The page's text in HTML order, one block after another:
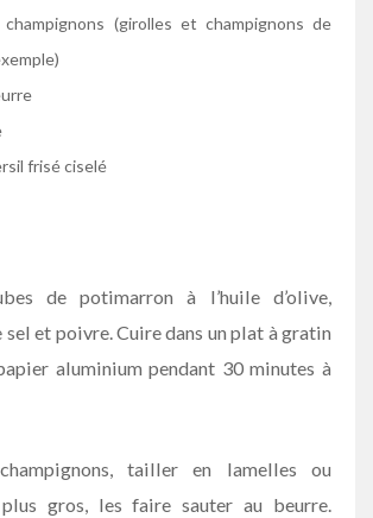
(girolles et champignons de
frisé ciselé
de potimarron à l’huile d’olive,
sel et poivre. Cuire dans un plat à gratin
aluminium pendant 30 minutes à
tailler en lamelles ou
gros, les faire sauter au beurre.